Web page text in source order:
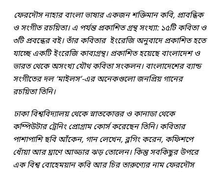
ফেরদৌস নাহার বাংলা ভাষার একজন শক্তিমান কবি, প্রাবন্ধিক
ও সংগীত রচয়িতা। এ পর্যন্ত প্রকাশিত গ্রন্থ সংখ্যা: ১৫টি কবিতা ও
৩টি প্রবন্ধের বই। তাঁর কবিতার ইংরেজি অনুবাদে প্রকাশিত হতে
যাচ্ছে একটি ইংরেজি কাব্যগ্রন্থ। প্রকাশিত হয়েছে বাংলাদেশ ও
ভারত থেকে অসংখ্য যৌথ কবিতা সংকলন। বাংলাদেশের ব্যান্ড
সংগীতের দল ‘মাইলস’-এর অনেকগুলো জনপ্রিয় গানের
রচয়িতা তিনি।
ঢাকা বিশ্ববিদ্যালয় থেকে স্নাতকোত্তর ও কানাডা থেকে
কম্পিউটার ট্রেনিং প্রোগ্রাম কোর্স করেছেন তিনি। কবিতার
পাশাপাশি ছবি আঁকেন, গান লেখেন, ব্লগিং করেন, কফিশপে
ধোঁয়া আর ঘ্রাণে আড্ডার ঝড় তোলেন। কিন্তু সবকিছুর উপরে
এক বিশ্ব বোহেময়ান কবি আর চির তারুণ্যের নাম ফেরদৌস